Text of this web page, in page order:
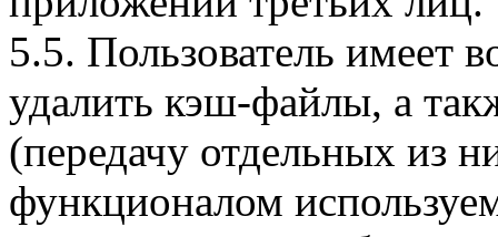
5.5. Пользователь имеет
удалить кэш-файлы, а
(передачу отдельных из
функционалом